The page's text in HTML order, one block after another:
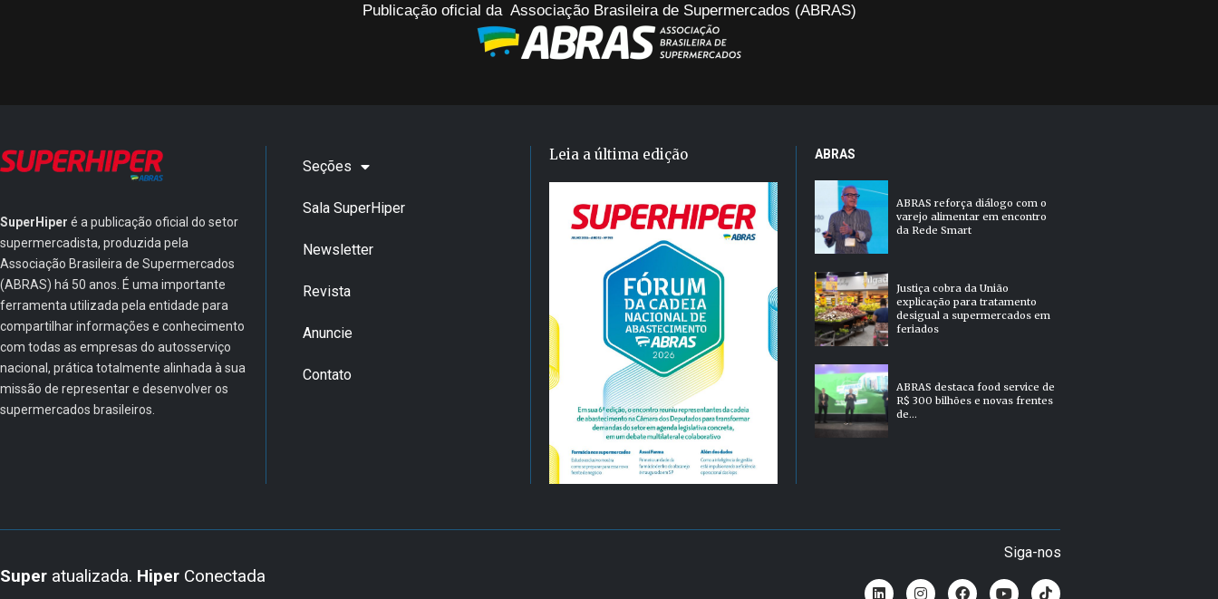
Publicação oficial da Associação Brasileira de Supermercados (ABRAS)
SuperHiper é a publicação oficial do setor
supermercadista, produzida pela
Associação Brasileira de Supermercados
(ABRAS) há 50 anos. É uma importante
ferramenta utilizada pela entidade para
compartilhar informações e conhecimento
com todas as empresas do autosserviço
nacional, prática totalmente alinhada à sua
missão de representar e desenvolver os
supermercados brasileiros.
Seções
Sala SuperHiper
Newsletter
Revista
Anuncie
Contato
Leia a última edição ABRAS
ABRAS reforça diálogo com o
varejo alimentar em encontro
da Rede Smart
Justiça cobra da União
explicação para tratamento
desigual a supermercados em
feriados
ABRAS destaca food service de
R$ 300 bilhões e novas frentes
de...
Super atualizada. Hiper Conectada
Siga-nos